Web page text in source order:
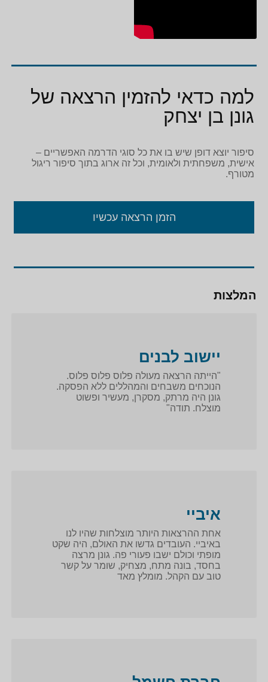
למה כדאי להזמין הרצאה של
גונן בן יצחק
סיפור יוצא דופן שיש בו את כל סוגי הדרמה האפשריים –
אישית, משפחתית ולאומית, וכל זה ארוג בתוך סיפור ריגול
מטורף.
הזמן הרצאה עכשיו
המלצות
יישוב לבנים
"הייתה הרצאה מעולה פלוס פלוס פלוס.
הנוכחים משבחים והמהללים ללא הפסקה.
גונן היה מרתק, מסקרן, מעשיר ופשוט
מוצלח. תודה"
איביי
אחת ההרצאות היותר מוצלחות שהיו לנו
באיביי. העובדים גדשו את האולם, היה שקט
מופתי וכולם ישבו פעורי פה. גונן מרצה
בחסד, בונה מתח, מצחיק, שומר על קשר
טוב עם הקהל. מומלץ מאד